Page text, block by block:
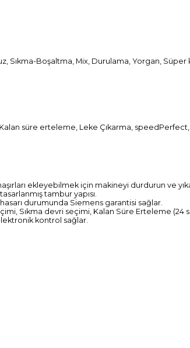
Sıkma-Boşaltma, Mix, Durulama, Yorgan, Süper
Kalan süre erteleme, Leke Çıkarma,
ekleyebilmek için makineyi durdurun ve
tambur yapısı.
durumunda Siemens garantisi sağlar.
Sıkma devri seçimi, Kalan Süre Erteleme (24
kontrol sağlar.